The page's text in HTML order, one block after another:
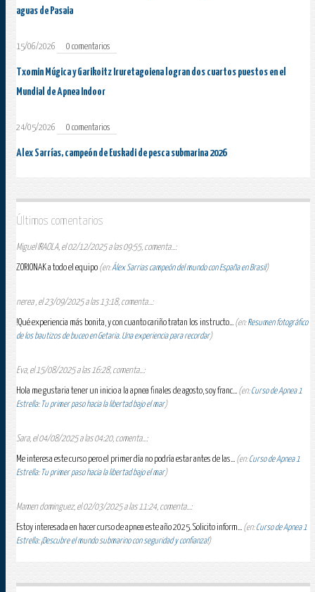
aguas de Pasaia
15/06/2026 0 comentarios
Txomin Múgica y Garikoitz Iruretagoiena logran dos cuartos puestos en el
Mundial de Apnea Indoor
24/05/2026 0 comentarios
Alex Sarrías, campeón de Euskadi de pesca submarina 2026
Últimos comentarios
Miguel IRAOLA, el 02/12/2025 a las 09:55, comenta...:
ZORIONAK a todo el equipo (en:Álex Sarrias campeón del mundo con España en Brasil)
nerea , el 23/09/2025 a las 13:18, comenta...:
!Qué experiencia más bonita, y con cuanto cariño tratan los instructo... (en:Resumen fotográfico
de los bautizos de buceo en Getaria. Una experiencia para recordar)
Eva, el 15/08/2025 a las 16:28, comenta...:
Hola me gustaria tener un inicio a la apnea finales de agosto, soy franc... (en:Curso de Apnea 1
Estrella: Tu primer paso hacia la libertad bajo el mar)
Sara, el 04/08/2025 a las 04:20, comenta...:
Me interesa este curso pero el primer día no podría estar antes de las... (en:Curso de Apnea 1
Estrella: Tu primer paso hacia la libertad bajo el mar)
Mamen dominguez, el 02/03/2025 a las 11:24, comenta...:
Estoy interesada en hacer curso de apnea este año 2025. Solicito inform... (en:Curso de Apnea 1
Estrella: ¡Descubre el mundo submarino con seguridad y confianza!)